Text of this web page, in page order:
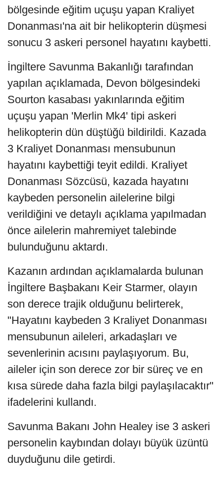
bölgesinde eğitim uçuşu yapan Kraliyet
Donanması'na ait bir helikopterin düşmesi
sonucu 3 askeri personel hayatını kaybetti.
İngiltere Savunma Bakanlığı tarafından
yapılan açıklamada, Devon bölgesindeki
Sourton kasabası yakınlarında eğitim
uçuşu yapan 'Merlin Mk4' tipi askeri
helikopterin dün düştüğü bildirildi. Kazada
3 Kraliyet Donanması mensubunun
hayatını kaybettiği teyit edildi. Kraliyet
Donanması Sözcüsü, kazada hayatını
kaybeden personelin ailelerine bilgi
verildiğini ve detaylı açıklama yapılmadan
önce ailelerin mahremiyet talebinde
bulunduğunu aktardı.
Kazanın ardından açıklamalarda bulunan
İngiltere Başbakanı Keir Starmer, olayın
son derece trajik olduğunu belirterek,
"Hayatını kaybeden 3 Kraliyet Donanması
mensubunun aileleri, arkadaşları ve
sevenlerinin acısını paylaşıyorum. Bu,
aileler için son derece zor bir süreç ve en
kısa sürede daha fazla bilgi paylaşılacaktır"
ifadelerini kullandı.
Savunma Bakanı John Healey ise 3 askeri
personelin kaybından dolayı büyük üzüntü
duyduğunu dile getirdi.